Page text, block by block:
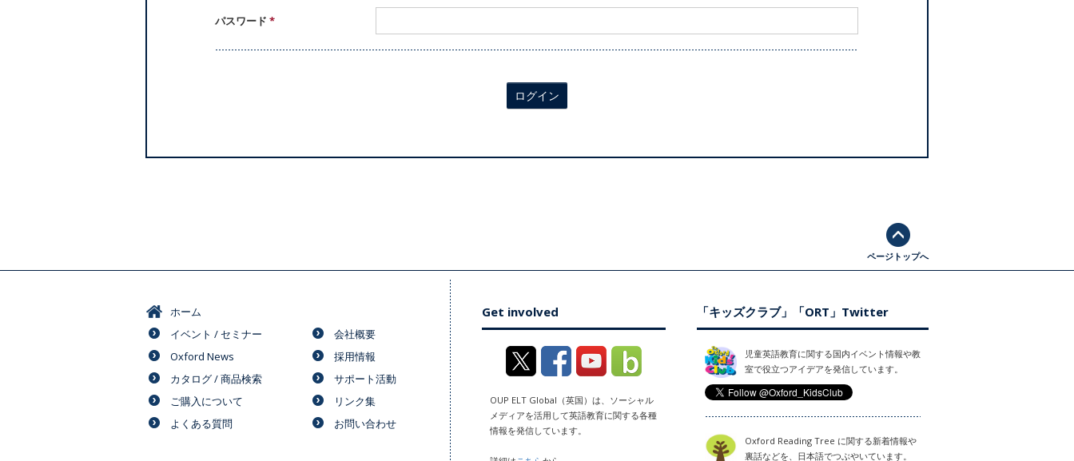
パスワード*
ログイン
ページトップへ
ホーム
イベント / セミナー
Oxford News
カタログ / 商品検索
ご購入について
よくある質問
会社概要
採用情報
サポート活動
リンク集
お問い合わせ
Get involved
OUP ELT Global（英国）は、ソーシャル
メディアを活用して英語教育に関する各種
情報を発信しています。
「キッズクラブ」「ORT」Twitter
児童英語教育に関する国内イベント情報や教
室で役立つアイデアを発信しています。
Oxford Reading Tree に関する新着情報や
裏話などを、日本語でつぶやいています。